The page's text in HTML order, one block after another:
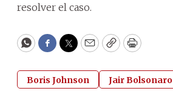
resolver el caso.
WhatsApp
Facebook
Twitter
EmailCopyPrint
Boris Johnson Jair Bolsonaro